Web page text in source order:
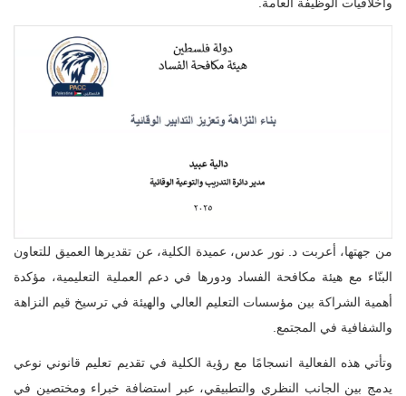
من جهتها، أعربت د. نور عدس، عميدة الكلية، عن تقديرها العميق للتعاون
البنّاء مع هيئة مكافحة الفساد ودورها في دعم العملية التعليمية، مؤكدة
أهمية الشراكة بين مؤسسات التعليم العالي والهيئة في ترسيخ قيم النزاهة
والشفافية في المجتمع
وتأتي هذه الفعالية انسجامًا مع رؤية الكلية في تقديم تعليم قانوني نوعي
يدمج بين الجانب النظري والتطبيقي، عبر استضافة خبراء ومختصين في